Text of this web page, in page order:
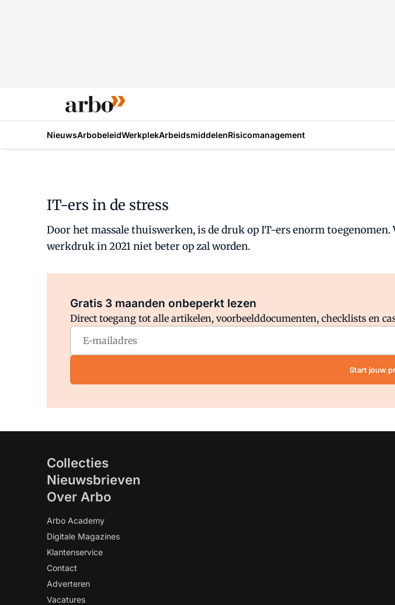
NieuwsArbobeleidWerkplekArbeidsmiddelenRisicomanagement
IT-ers in de stress
Door het massale thuiswerken, is de druk op IT-ers enorm
werkdruk in 2021 niet beter op zal worden.
Gratis 3 maanden onbeperkt lezen
Direct toegang tot alle artikelen, voorbeelddocumenten, checklists en
Start jouw
Collecties
Nieuwsbrieven
Over Arbo
Arbo Academy
Digitale Magazines
Klantenservice
Contact
Adverteren
Vacatures